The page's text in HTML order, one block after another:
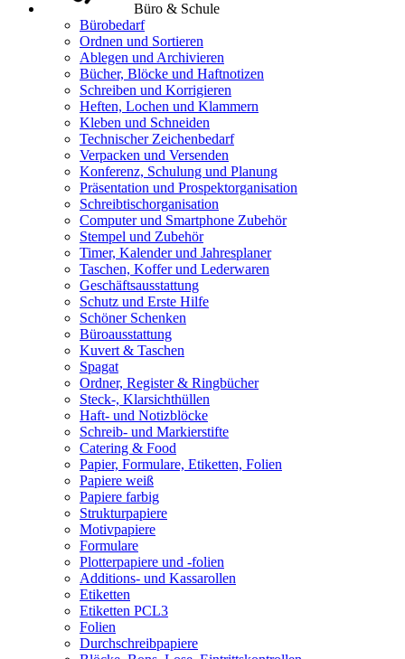
Büro & Schule
Bürobedarf
Ordnen und Sortieren
Ablegen und Archivieren
Bücher, Blöcke und Haftnotizen
Schreiben und Korrigieren
Heften, Lochen und Klammern
Kleben und Schneiden
Technischer Zeichenbedarf
Verpacken und Versenden
Konferenz, Schulung und Planung
Präsentation und Prospektorganisation
Schreibtischorganisation
Computer und Smartphone Zubehör
Stempel und Zubehör
Timer, Kalender und Jahresplaner
Taschen, Koffer und Lederwaren
Geschäftsausstattung
Schutz und Erste Hilfe
Schöner Schenken
Büroausstattung
Kuvert & Taschen
Spagat
Ordner, Register & Ringbücher
Steck-, Klarsichthüllen
Haft- und Notizblöcke
Schreib- und Markierstifte
Catering & Food
Papier, Formulare, Etiketten, Folien
Papiere weiß
Papiere farbig
Strukturpapiere
Motivpapiere
Formulare
Plotterpapiere und -folien
Additions- und Kassarollen
Etiketten
Etiketten PCL3
Folien
Durchschreibpapiere